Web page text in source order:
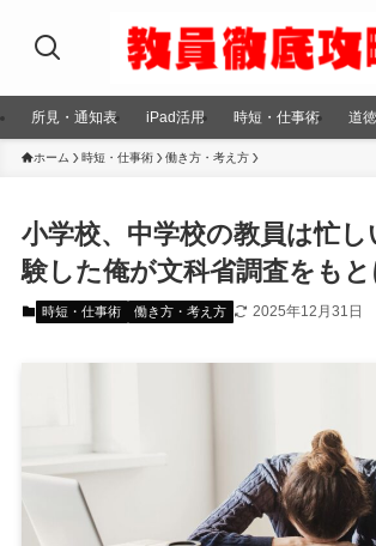
所見・通知表 iPad活用 時短・仕事術 道徳
ホーム 時短・仕事術 働き方・考え方
小学校、中学校の教員は忙し
験した俺が文科省調査をも
時短・仕事術 働き方・考え方 2025年12月31日